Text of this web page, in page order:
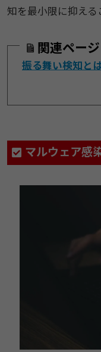
知を最小限に抑える
関連ページ
振る舞い検知と
マルウェア感